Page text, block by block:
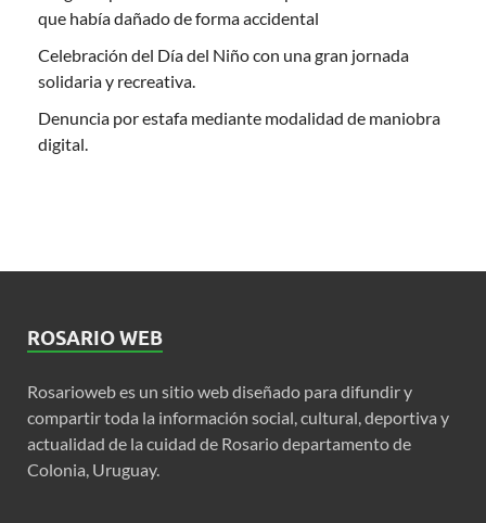
que había dañado de forma accidental
Celebración del Día del Niño con una gran jornada
solidaria y recreativa.
Denuncia por estafa mediante modalidad de maniobra
digital.
ROSARIO WEB
Rosarioweb es un sitio web diseñado para difundir y
compartir toda la información social, cultural, deportiva y
actualidad de la cuidad de Rosario departamento de
Colonia, Uruguay.